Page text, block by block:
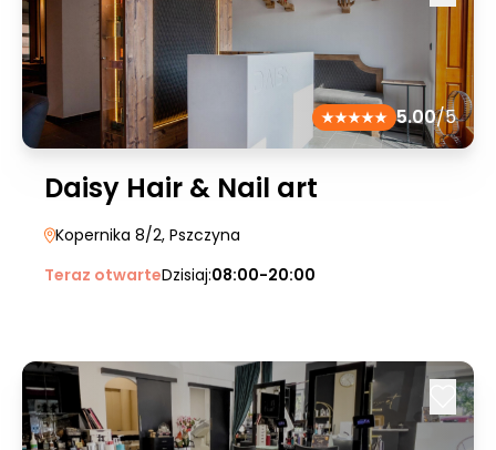
5.00/5
Daisy Hair & Nail art
Kopernika 8/2, Pszczyna
Teraz otwarteDzisiaj:08:00-20:00